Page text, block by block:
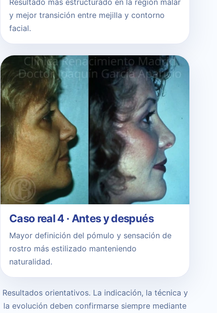
y mejor transición entre mejilla y contorno
facial.
Caso real 4 · Antes y después
Mayor definición del pómulo y sensación de
rostro más estilizado manteniendo
naturalidad.
Resultados orientativos. La indicación, la técnica y
la evolución deben confirmarse siempre mediante